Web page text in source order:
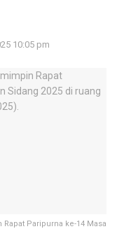
10:05 pm
Paripurna ke-14 Masa